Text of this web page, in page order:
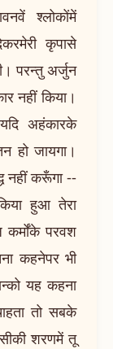
श्लोकोंमें
कृपासे
परन्तु अर्जुन
नहीं किया।
अहंकारके
हो जायगा।
नहीं करूँगा --
हुआ तेरा
परवश
कहनेपर भी
यह कहना
तो सबके
शरणमें तू